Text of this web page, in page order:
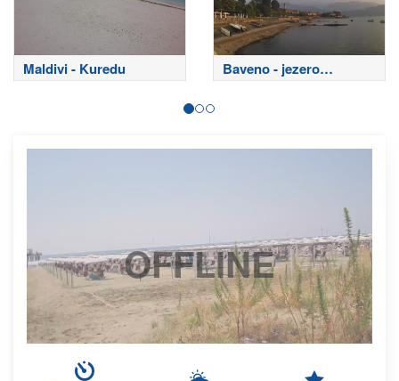
Maldivi - Kuredu
Baveno - jezero
Maggiore
OFFLINE